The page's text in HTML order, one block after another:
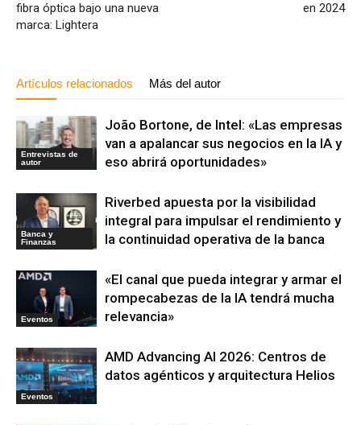
fibra óptica bajo una nueva
marca: Lightera
en 2024
Artículos relacionados Más del autor
Entrevistas de
autor
João Bortone, de Intel: «Las empresas
van a apalancar sus negocios en la IA y
eso abrirá oportunidades»
Banca y
Finanzas
Riverbed apuesta por la visibilidad
integral para impulsar el rendimiento y
la continuidad operativa de la banca
Eventos
«El canal que pueda integrar y armar el
rompecabezas de la IA tendrá mucha
relevancia»
Eventos
AMD Advancing AI 2026: Centros de
datos agénticos y arquitectura Helios